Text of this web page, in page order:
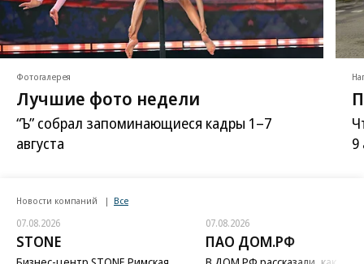
Фотогалерея
Лучшие фото недели
“Ъ” собрал запоминающиеся кадры 1–7
августа
9
Новости компаний Все
07.08.2026
STONE
07.08.2026
ПАО ДОМ.РФ